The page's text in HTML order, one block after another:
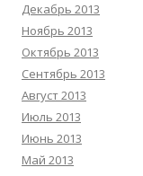
Декабрь 2013
Ноябрь 2013
Октябрь 2013
Сентябрь 2013
Август 2013
Июль 2013
Июнь 2013
Май 2013